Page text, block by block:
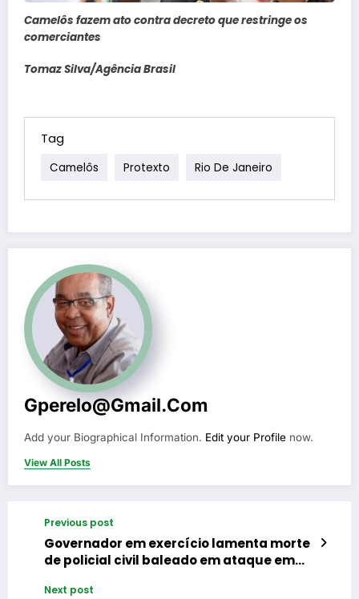
Camelôs fazem ato contra decreto que restringe os
comerciantes
Tomaz Silva/Agência Brasil
Tag
Camelôs Protexto Rio De Janeiro
Gperelo@gmail.com
Add your Biographical Information. Edit your Profile now.
View All Posts
Previous post
Governador em exercício lamenta morte
de policial civil baleado em ataque em
Next post